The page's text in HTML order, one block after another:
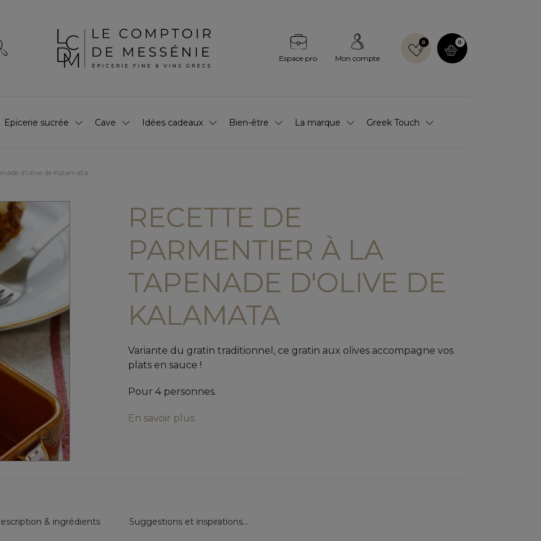
Espace pro Mon compte
0 0
Epicerie sucrée Cave Idées cadeaux Bien-être La marque Greek Touch
d'olive de Kalamata
RECETTE DE
PARMENTIER À LA
TAPENADE D'OLIVE DE
KALAMATA
Variante du gratin traditionnel, ce gratin aux olives accompagne vos
plats en sauce !
Pour 4 personnes.
En savoir plus
& ingrédients Suggestions et inspirations...